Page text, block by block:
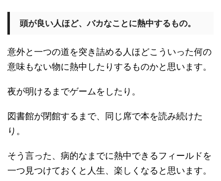
頭が良い人ほど、バカなことに熱中するもの。
意外と一つの道を突き詰める人ほどこういった何の
意味もない物に熱中したりするものかと思います。
夜が明けるまでゲームをしたり。
図書館が閉館するまで、同じ席で本を読み続けた
り。
そう言った、病的なまでに熱中できるフィールドを
一つ見つけておくと人生、楽しくなると思います。